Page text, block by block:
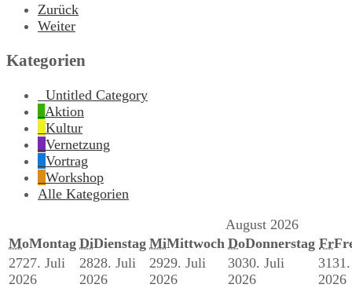
Zurück
Weiter
Kategorien
Untitled Category
Aktion
Kultur
Vernetzung
Vortrag
Workshop
Alle Kategorien
August 2026
MoMontag DiDienstag MiMittwoch DoDonnerstag Fr
2727. Juli
2026
2828. Juli
2026
2929. Juli
2026
3030. Juli
2026
31
2026